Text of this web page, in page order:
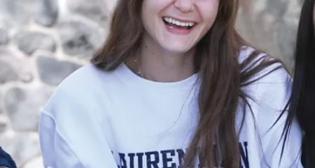
Courriel Extension
poste
1514